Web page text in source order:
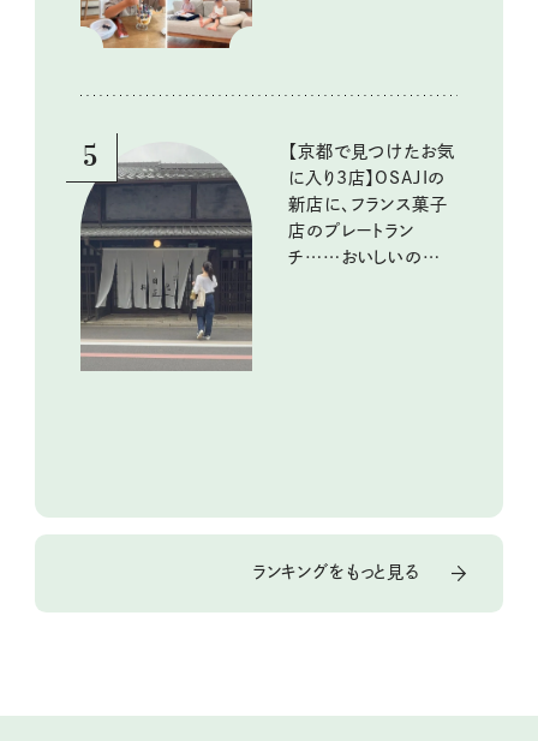
5
【京都で見つけたお気
に入り3店】OSAJIの
新店に、フランス菓子
店のプレートラン
チ……おいしいのんび
ランキングをもっと見る